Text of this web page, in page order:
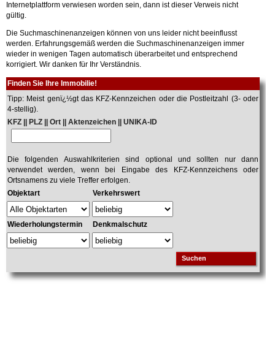
Internetplattform verwiesen worden sein, dann ist dieser Verweis nicht
gültig.
Die Suchmaschinenanzeigen können von uns leider nicht beeinflusst
werden. Erfahrungsgemäß werden die Suchmaschinenanzeigen immer
wieder in wenigen Tagen automatisch überarbeitet und entsprechend
korrigiert. Wir danken für Ihr Verständnis.
Finden Sie Ihre Immobilie!
Tipp: Meist genï¿½gt das KFZ-Kennzeichen oder die Postleitzahl (3- oder
4-stellig).
KFZ || PLZ || Ort || Aktenzeichen || UNIKA-ID
Die folgenden Auswahlkriterien sind optional und sollten nur dann
verwendet werden, wenn bei Eingabe des KFZ-Kennzeichens oder
Ortsnamens zu viele Treffer erfolgen.
Objektart
Verkehrswert
Wiederholungstermin Denkmalschutz
Suchen